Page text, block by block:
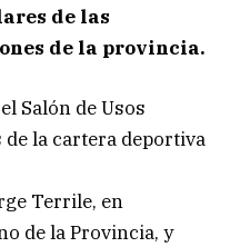
de las
de la provincia.
Salón de Usos
la cartera deportiva
Terrile, en
de la Provincia, y